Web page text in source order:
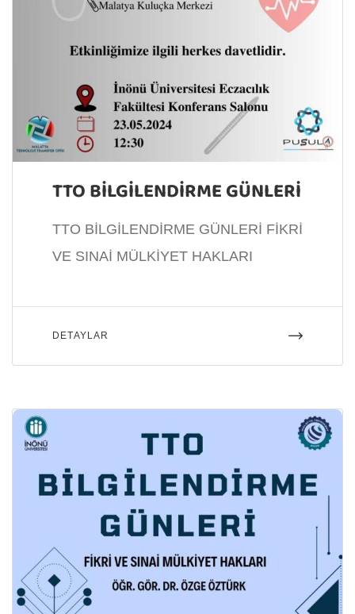
TTO BİLGİLENDİRME GÜNLERİ
TTO BİLGİLENDİRME GÜNLERİ FİKRİ
VE SINAİ MÜLKİYET HAKLARI
DETAYLAR